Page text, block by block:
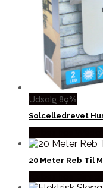
Udsalg 89%
Solcelledrevet
20 Meter Reb Til